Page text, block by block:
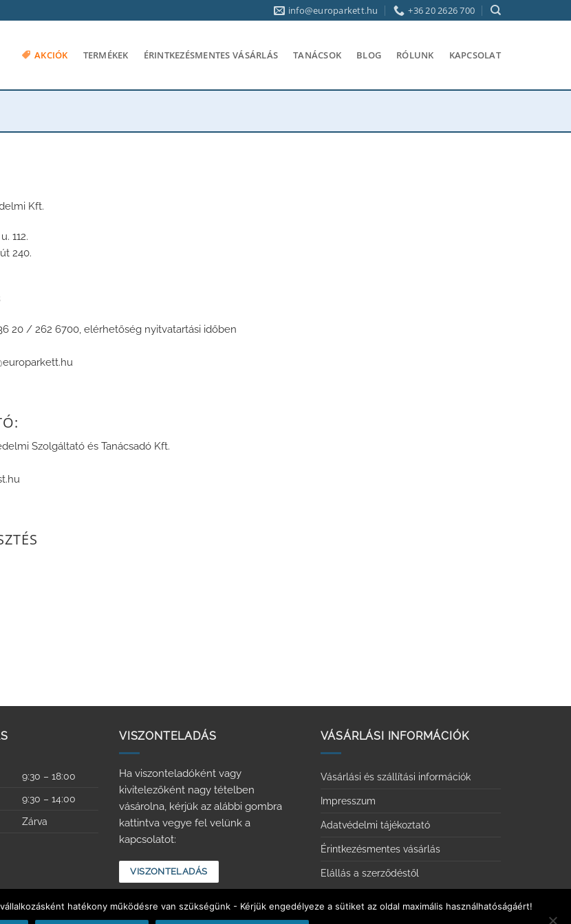
info@europarkett.hu +36 20 2626 700
AKCIÓK TERMÉKEK ÉRINTKEZÉSMENTES VÁSÁRLÁS TANÁCSOK BLOG RÓLUNK KAPCSOLAT
Kft.
112.
240.
20 / 262 6700, elérhetőség nyitvatartási időben
Szolgáltató és Tanácsadó Kft.
9:30 – 18:00
9:30 – 14:00
Zárva
VISZONTELADÁS
Ha viszonteladóként vagy
kivitelezőként nagy tételben
vásárolna, kérjük az alábbi gombra
kattintva vegye fel velünk a
kapcsolatot:
VISZONTELADÁS
VÁSÁRLÁSI INFORMÁCIÓK
Vásárlási és szállítási információk
Impresszum
Adatvédelmi tájékoztató
Érintkezésmentes vásárlás
Elállás a szerződéstől
hatékony működésre van szükségünk - Kérjük engedélyeze a sütiket az oldal maximális használhatóságáért!